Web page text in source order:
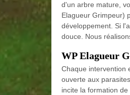
d'un arbre mature,
Elagueur Grimpeur)
développement. Si
douce. Nous
WP Elagueur
Chaque intervention
ouverte aux
incite la formation